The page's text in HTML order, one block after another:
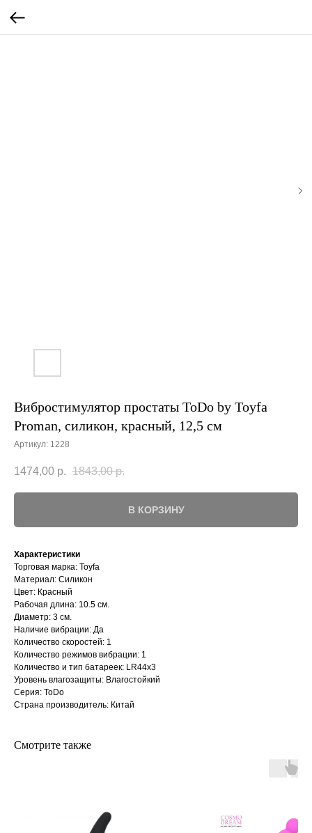
Вибростимулятор простаты ToDo by Toyfa
Proman, силикон, красный, 12,5 см
Артикул: 1228
1474,00 р. 1843,00 р.
В КОРЗИНУ
Характеристики
Торговая марка: Toyfa
Материал: Силикон
Цвет: Красный
Рабочая длина: 10.5 см.
Диаметр: 3 см.
Наличие вибрации: Да
Количество скоростей: 1
Количество режимов вибрации: 1
Количество и тип батареек: LR44x3
Уровень влагозащиты: Влагостойкий
Серия: ToDo
Страна производитель: Китай
Смотрите также